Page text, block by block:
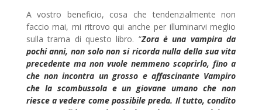
A vostro beneficio, cosa che tendenzialmente non
faccio mai, mi ritrovo qui anche per illuminarvi meglio
sulla trama di questo libro. “Zora è una vampira da
pochi anni, non solo non si ricorda nulla della sua vita
precedente ma non vuole nemmeno scoprirlo, fino a
che non incontra un grosso e affascinante Vampiro
che la scombussola e un giovane umano che non
riesce a vedere come possibile preda. Il tutto, condito